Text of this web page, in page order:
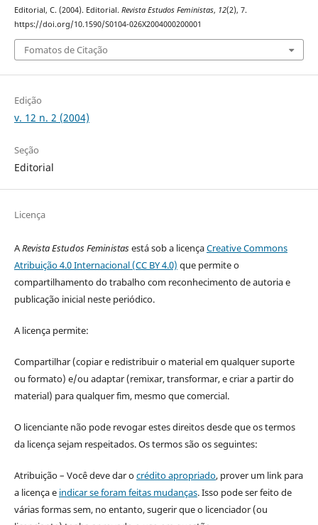
Editorial, C. (2004). Editorial. Revista Estudos Feministas, 12(2), 7.
https://doi.org/10.1590/S0104-026X2004000200001
Fomatos de Citação
Edição
v. 12 n. 2 (2004)
Seção
Editorial
Licença
ARevista Estudos Feministasestá sob a licençaCreative Commons
Atribuição 4.0 Internacional (CC BY 4.0) que permite o
compartilhamento do trabalho com reconhecimento de autoria e
publicação inicial neste periódico.
A licença permite:
Compartilhar (copiar e redistribuir o material em qualquer suporte
ou formato) e/ou adaptar (remixar, transformar, e criar a partir do
material) para qualquer fim, mesmo que comercial.
O licenciante não pode revogar estes direitos desde que os termos
da licença sejam respeitados. Os termos são os seguintes:
Atribuição – Você deve dar ocrédito apropriado, prover um link para
a licença e indicar se foram feitas mudanças. Isso pode ser feito de
várias formas sem, no entanto, sugerir que o licenciador (ou